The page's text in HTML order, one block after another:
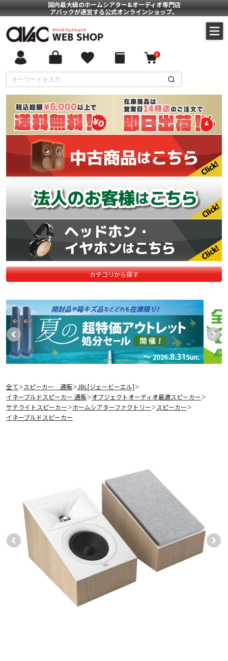
国内最大級のホームシアター&オーディオ専門店
アバックが運営する公式オンラインショップ。
0
カテゴリから探す
全て＞ スピーカー 通販＞JBL[ジェービーエル]＞
イネーブルドスピーカー 通販＞オブジェクトオーディオ最適スピーカー＞
サテライトスピーカー＞ホームシアターファクトリー＞ スピーカー＞
イネーブルドスピーカー